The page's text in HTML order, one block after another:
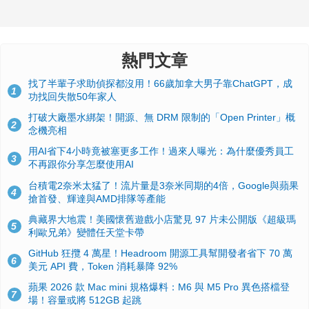
熱門文章
1
找了半輩子求助偵探都沒用！66歲加拿大男子靠ChatGPT，成
功找回失散50年家人
2
打破大廠墨水綁架！開源、無 DRM 限制的「Open Printer」概
念機亮相
3
用AI省下4小時竟被塞更多工作！過來人曝光：為什麼優秀員工
不再跟你分享怎麼使用AI
4
台積電2奈米太猛了！流片量是3奈米同期的4倍，Google與蘋果
搶首發、輝達與AMD排隊等產能
5
典藏界大地震！美國懷舊遊戲小店驚見 97 片未公開版《超級瑪
利歐兄弟》變體任天堂卡帶
6
GitHub 狂攬 4 萬星！Headroom 開源工具幫開發者省下 70 萬
美元 API 費，Token 消耗暴降 92%
7
蘋果 2026 款 Mac mini 規格爆料：M6 與 M5 Pro 異色搭檔登
場！容量或將 512GB 起跳